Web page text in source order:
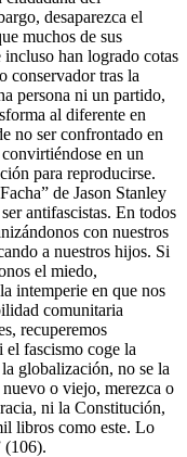
desaparezca el
muchos de sus
incluso han logrado cotas
conservador tras la
persona ni un partido,
al diferente en
no ser confrontado en
en un
para reproducirse.
de Jason Stanley
antifascistas. En todos
con nuestros
a nuestros hijos. Si
el miedo,
intemperie en que nos
comunitaria
recuperemos
fascismo coge la
globalización, no se la
o viejo, merezca o
ni la Constitución,
libros como este. Lo
(106).